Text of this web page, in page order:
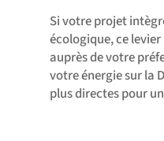
Si votre projet
écologique, ce
auprès de votre
votre énergie sur la
plus directes pour